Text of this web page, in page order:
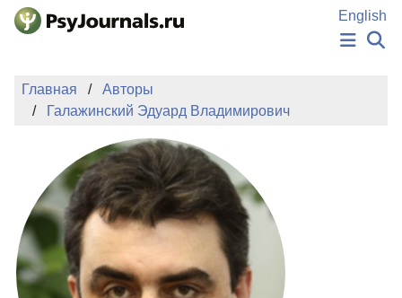
Перейти к основному содержанию
English
ИЗДАНИЯ
АВТОРЫ
ПОДАТЬ РУКОПИСЬ
БАЗА ЗНАНИЙ
КЛЮЧЕВЫЕ СЛОВА
Регистрация
Главная
Авторы
Галажинский Эдуард Владимирович